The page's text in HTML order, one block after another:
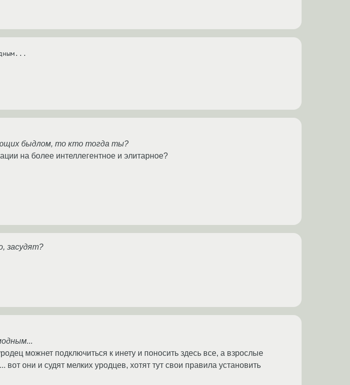
быдлом, то кто тогда ты?
на более интеллегентное и элитарное?
засудят?
можнет подключиться к инету и поносить здесь все, а взрослые
они и судят мелких уродцев, хотят тут свои правила установить